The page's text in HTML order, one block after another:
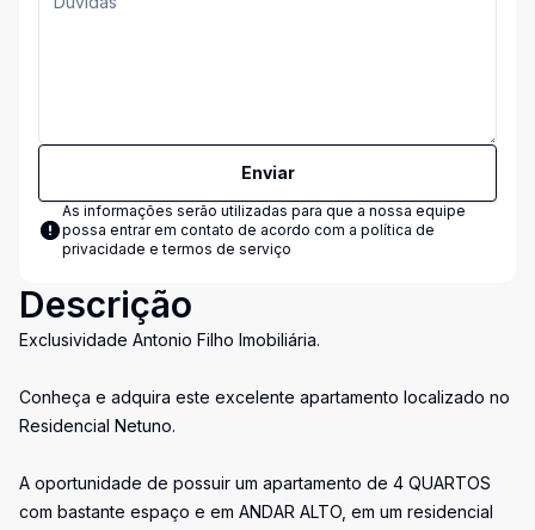
Enviar
As informações serão utilizadas para que a nossa equipe
possa entrar em contato de acordo com a política de
privacidade e termos de serviço
Descrição
Exclusividade Antonio Filho Imobiliária.
Conheça e adquira este excelente apartamento localizado no
Residencial Netuno.
A oportunidade de possuir um apartamento de 4 QUARTOS
com bastante espaço e em ANDAR ALTO, em um residencial